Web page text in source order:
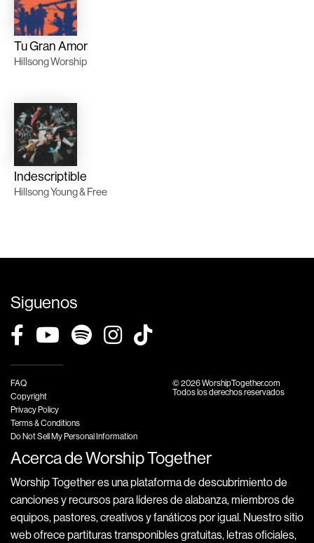
Tu Gran Amor
Hillsong Worship
Indescriptible
Hillsong Young & Free
Siguenos
FAQ
Copyright
Privacy Policy
Terms & Conditions
Do Not Sell My Personal Information
© 2026 WorshipTogether.com
Todos los derechos reservados
Acerca de Worship Together
Worship Together es una plataforma de descubrimiento de
canciones y recursos para líderes de alabanza, miembros de
equipos, pastores, creativos y fanáticos por igual. Nuestro sitio
web ofrece partituras transponibles gratuitas, letras oficiales,